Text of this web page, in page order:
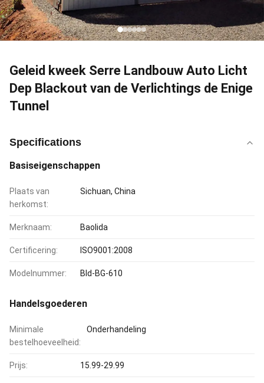
Geleid kweek Serre Landbouw Auto Licht
Dep Blackout van de Verlichtings de Enige
Tunnel
Specifications
Basiseigenschappen
Plaats van
herkomst:
Sichuan, China
Merknaam: Baolida
Certificering: ISO9001:2008
Modelnummer: Bld-BG-610
Handelsgoederen
Minimale
bestelhoeveelheid:
Onderhandeling
Prijs: 15.99-29.99